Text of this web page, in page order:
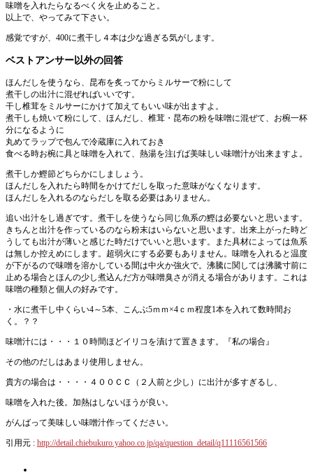
味噌を入れたらなるべく火を止めること。
以上で、やってみて下さい。
感覚ですが、400に煮干し４本は少な過ぎる気がします。
ベストアンサー以外の回答
ほんだしを使うなら、昆布を炙ってからミルサーで粉にして
煮干しの出汁に混ぜればいいです。
干し椎茸をミルサーにかけて加えてもいい味が出ますよ。
煮干しも焼いて粉にして、ほんだし、椎茸・昆布の粉を味噌に混ぜて、お椀一杯
分になるように
丸めてラップで包んで冷蔵庫に入れておき
食べる時お椀に具と味噌を入れて、熱湯を注げば美味しい味噌汁が出来ますよ。
煮干しか鰹節どちらかにしましょう。
ほんだしを入れたら時間をかけてだしを取った意味がなくなります。
ほんだしを入れるのならだしを取る必要はありません。
追い出汁をし過ぎです。煮干しを使うなら同じ魚系の鰹は必要ないと思います。
きちんと出汁を作っているのなら粉末はいらないと思います。出来上がった時ど
うしても出汁が薄いと感じた時だけでいいと思います。また具材によっては魚系
は無しか控えめにします。超弱火にする必要もありません。味噌を入れると温度
が下がるので味噌を溶かしている間は中火か強火で。沸騰に関しては沸騰寸前に
止める場合とほんの少し煮込んだ方が味噌臭さが消える場合があります。これは
味噌の種類と個人の好みです。
・水に煮干し中くらい4～5本、こんぶ5ｍｍ×4ｃｍ程度1本を入れて数時間お
く。？？
味噌汁には・・・１０時間ほどイリコを漬けて置きます。『私の場合』
その他のだしはあまり使用しません。
貴方の場合は・・・・４００ＣＣ（２人前と少し）に出汁が多すぎるし、
味噌を入れた後。加熱はしないほうが良い。
がんばって美味しい味噌汁作ってください。
引用元 : http://detail.chiebukuro.yahoo.co.jp/qa/question_detail/q11116561566